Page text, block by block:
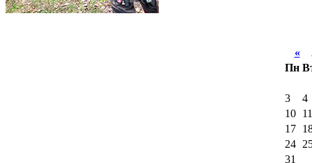
«
Пн
3
4
10
11
17
24
31